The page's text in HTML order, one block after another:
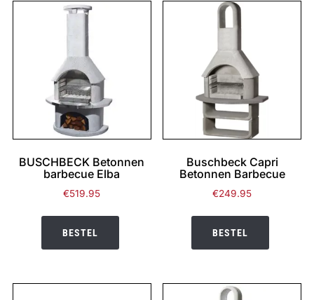
BUSCHBECK Betonnen
barbecue Elba
€519.95
BESTEL
Buschbeck Capri
Betonnen Barbecue
€249.95
BESTEL